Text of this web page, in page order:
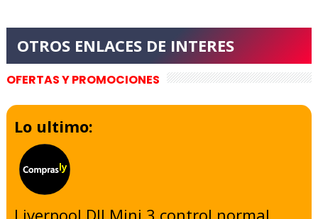
OFERTAS Y PROMOCIONES
Lo ultimo:
Liverpool DJI Mini 3 control normal